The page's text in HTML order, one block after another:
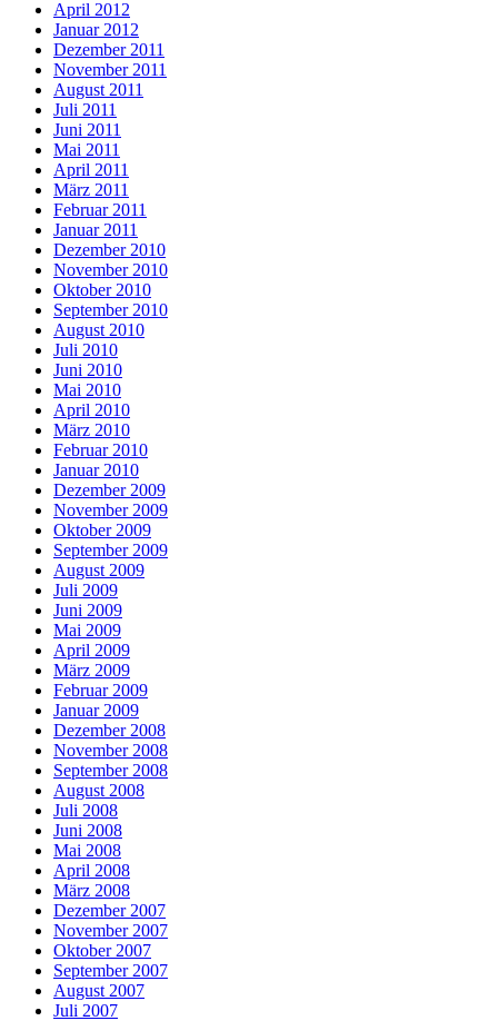
April 2012
Januar 2012
Dezember 2011
November 2011
August 2011
Juli 2011
Juni 2011
Mai 2011
April 2011
März 2011
Februar 2011
Januar 2011
Dezember 2010
November 2010
Oktober 2010
September 2010
August 2010
Juli 2010
Juni 2010
Mai 2010
April 2010
März 2010
Februar 2010
Januar 2010
Dezember 2009
November 2009
Oktober 2009
September 2009
August 2009
Juli 2009
Juni 2009
Mai 2009
April 2009
März 2009
Februar 2009
Januar 2009
Dezember 2008
November 2008
September 2008
August 2008
Juli 2008
Juni 2008
Mai 2008
April 2008
März 2008
Dezember 2007
November 2007
Oktober 2007
September 2007
August 2007
Juli 2007